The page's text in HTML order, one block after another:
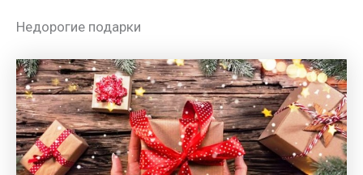
Недорогие подарки